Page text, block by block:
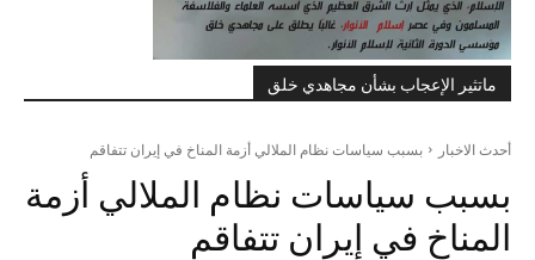
ماتثير الإعجاب بشأن مجاهدي خلق
أحدث الاخبار بسبب سياسات نظام الملالي أزمة المناخ في إيران تتفاقم
بسبب سياسات نظام الملالي أزمة
المناخ في إيران تتفاقم